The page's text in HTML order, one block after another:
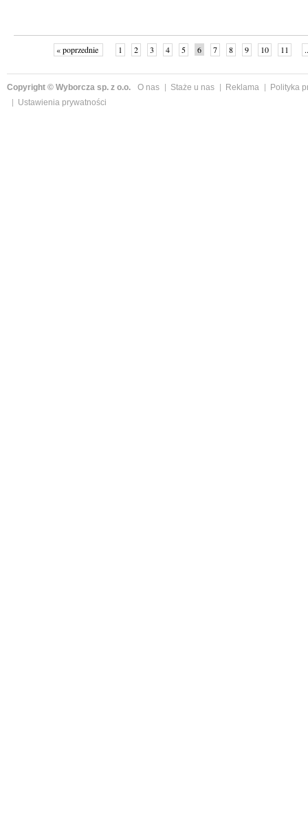
« poprzednie 1 2 3 4 5 6 7 8 9 10 11
Copyright © Wyborcza sp. z o.o. O nas Staże u nas Reklama
Polityka
Ustawienia prywatności